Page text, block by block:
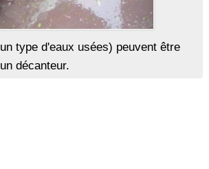
type d'eaux usées) peuvent être
décanteur.